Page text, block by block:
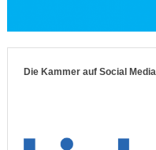
Die Kammer auf Social Media